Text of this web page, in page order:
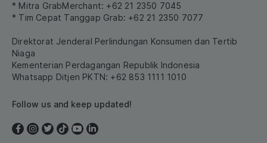
* Mitra GrabMerchant: +62 21 2350 7045
* Tim Cepat Tanggap Grab: +62 21 2350 7077
Direktorat Jenderal Perlindungan Konsumen dan Tertib
Niaga
Kementerian Perdagangan Republik Indonesia
Whatsapp Ditjen PKTN: +62 853 1111 1010
Follow us and keep updated!